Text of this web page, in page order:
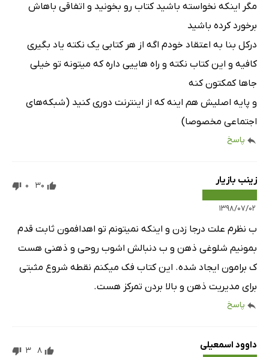
مگر اینکه نخواسته باشید کتاب رو بخونید و اتفاقی باهاش
برخورد کرده باشید
درکل بنا به اعتقاد خودم اگه از هر کتابی یک نکته یاد بگیری
کافیه و این کتاب نکته و راه هاییی داره که میتونه تو خیلی
جاها کمکتون کنه
و پایه اصلیش هم اینه که از اینترنت دوری کنید (شبکه‌های
اجتماعی مخصوصا)
پاسخ
زینب بازیار
۱۳۹۸/۰۷/۰۲
30
0
ب نظرم علت درجا زدن و اینکه نمیتونم تو اهدافمون ثابت قدم
بمونیم شلوغی ذهن و ب دنبالش اشوب روحی و ذهنی هست
ک برامون ایجاد شده. این کتاب فک میکنم نقطه شروع مثبتی
برای مدیریت ذهن و بالا بردن تمرکز هست.
پاسخ
داوود اسمعیلی 8
3